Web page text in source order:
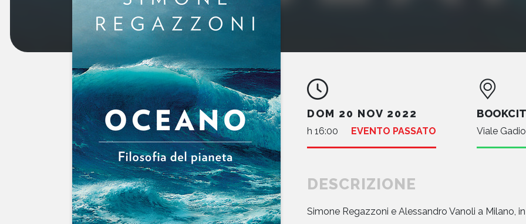
DOM 20 NOV 2022
h 16:00 EVENTO PASSATO Viale
DESCRIZIONE
Simone Regazzoni e Alessandro Vanoli a Milano,